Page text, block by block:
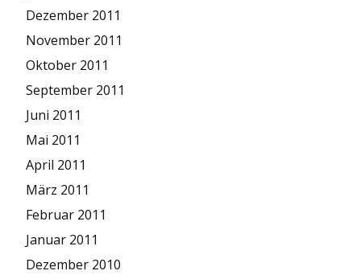
Dezember 2011
November 2011
Oktober 2011
September 2011
Juni 2011
Mai 2011
April 2011
März 2011
Februar 2011
Januar 2011
Dezember 2010